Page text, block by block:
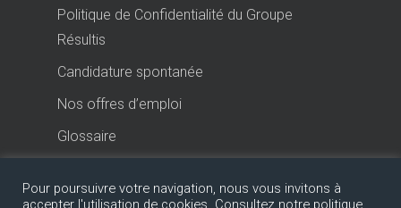
Politique de Confidentialité du Groupe
Résultis
Candidature spontanée
Nos offres d’emploi
Glossaire
Pour poursuivre votre navigation, nous vous invitons à
accepter l'utilisation de cookies. Consultez notre politique